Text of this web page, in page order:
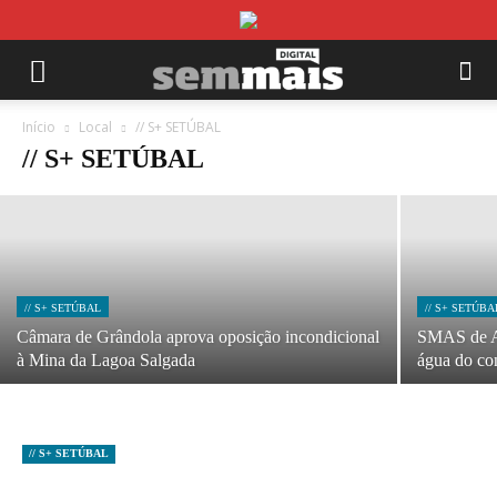
Início Local // S+ SETÚBAL
// S+ SETÚBAL
Primeira pedra da futura USF da Quinta do
Anjo lançada amanhã
21/04/2025
// S+ SETÚBAL
Câmara de Grândola aprova oposição incondicional
à Mina da Lagoa Salgada
// S+
SMAS de
água do
// S+ SETÚBAL